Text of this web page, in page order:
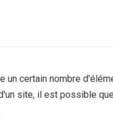
un certain nombre
site, il est possible